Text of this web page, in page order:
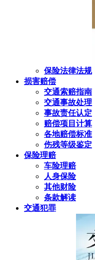
保险法律法规
损害赔偿
交通索赔指南
交通事故处理
事故责任认定
赔偿项目计算
各地赔偿标准
伤残等级鉴定
保险理赔
车险理赔
人身保险
其他财险
条款解读
交通犯罪